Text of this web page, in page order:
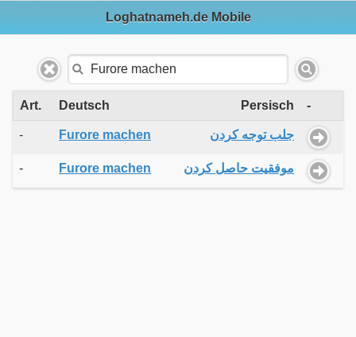
Loghatnameh.de Mobile
Art. Deutsch Persisch -
- Furore machen جلب توجه کردن
- Furore machen موفقیت حاصل کردن